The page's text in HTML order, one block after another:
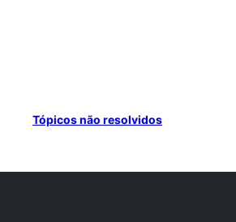
Tópicos não resolvidos